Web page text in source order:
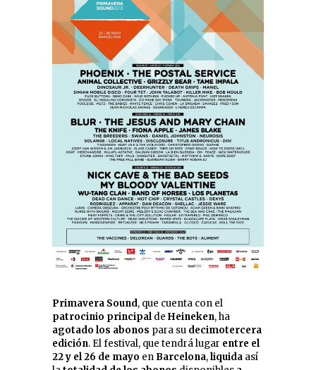
Primavera Sound, que cuenta con el
patrocinio principal de Heineken, ha
agotado los abonos para su decimotercera
edición. El festival, que tendrá lugar entre el
22 y el 26 de mayo en Barcelona,liquida así